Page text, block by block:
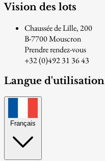
Vision des lots
Chaussée de Lille, 200
B-7700 Mouscron
Prendre rendez-vous
+32 (0)492 31 36 43
Langue d'utilisation
Français